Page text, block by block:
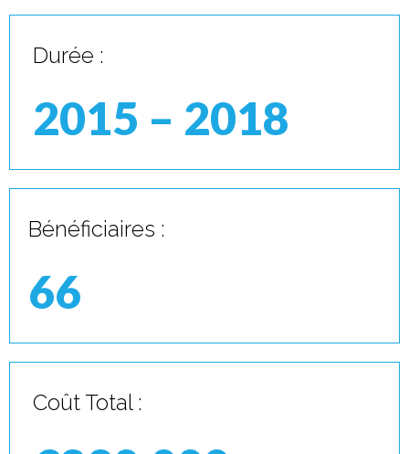
Durée :
2015 – 2018
Bénéficiaires :
66
Coût Total :